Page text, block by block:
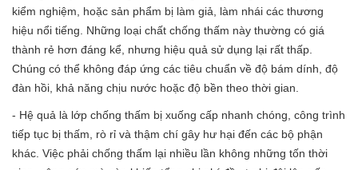
kiểm nghiệm, hoặc sản phẩm bị làm giả, làm nhái các thương
hiệu nổi tiếng. Những loại chất chống thấm này thường có giá
thành rẻ hơn đáng kể, nhưng hiệu quả sử dụng lại rất thấp.
Chúng có thể không đáp ứng các tiêu chuẩn về độ bám dính, độ
đàn hồi, khả năng chịu nước hoặc độ bền theo thời gian.
- Hệ quả là lớp chống thấm bị xuống cấp nhanh chóng, công trình
tiếp tục bị thấm, rò rỉ và thậm chí gây hư hại đến các bộ phận
khác. Việc phải chống thấm lại nhiều lần không những tốn thời